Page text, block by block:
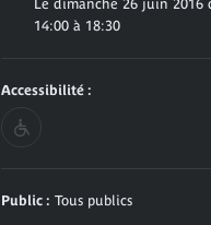
Le dimanche 26 juin 2016
14:00 à 18:30
Accessibilité :
Public : Tous publics